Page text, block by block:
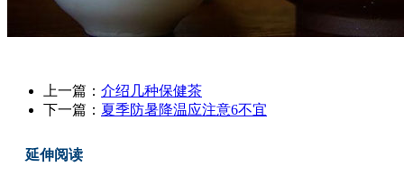
上一篇： 介绍几种保健茶
下一篇： 夏季防暑降温应注意6不宜
延伸阅读